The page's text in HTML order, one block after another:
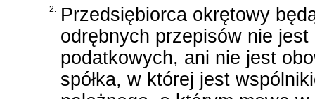
2. Przedsiębiorca okrętowy
odrębnych przepisów nie
podatkowych, ani nie jest
spółka, w której jest